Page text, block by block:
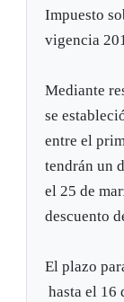
Impuesto
vigencia
Mediante
se
entre el
tendrán un
el 25 de
descuento
El plazo
hasta el 16